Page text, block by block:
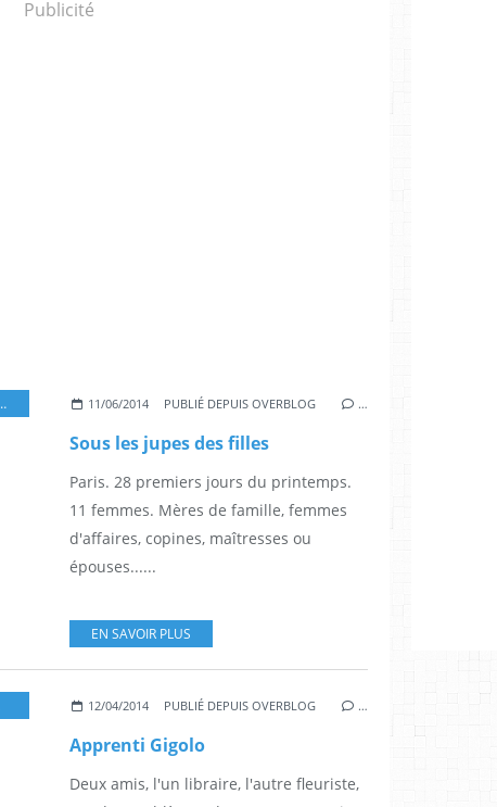
Publicité
ISABELLE ADJANI,SYLVIE TESTUD,JULIE FERRIER,MARINA HANDS
11/06/2014 PUBLIÉ DEPUIS OVERBLOG …
Sous les jupes des filles
Paris. 28 premiers jours du printemps.
11 femmes. Mères de famille, femmes
d'affaires, copines, maîtresses ou
épouses......
EN SAVOIR PLUS
WOODY ALLEN,VANESSA PARADIS,SHARON STONE,
12/04/2014 PUBLIÉ DEPUIS OVERBLOG …
Apprenti Gigolo
Deux amis, l'un libraire, l'autre fleuriste,